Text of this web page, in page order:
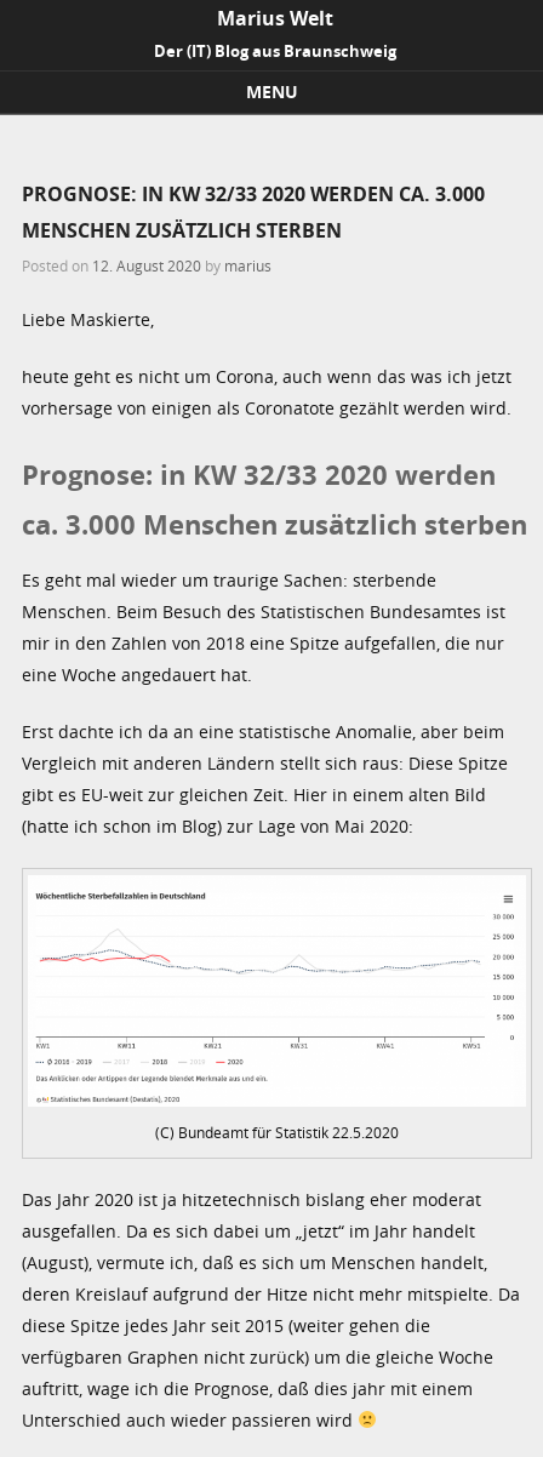
Marius Welt
Der (IT) Blog aus Braunschweig
MENU
PROGNOSE: IN KW 32/33 2020 WERDEN CA. 3.000
MENSCHEN ZUSÄTZLICH STERBEN
Posted on 12. August 2020 by marius
Liebe Maskierte,
heute geht es nicht um Corona, auch wenn das was ich jetzt
vorhersage von einigen als Coronatote gezählt werden wird.
Prognose: in KW 32/33 2020 werden
ca. 3.000 Menschen zusätzlich sterben
Es geht mal wieder um traurige Sachen: sterbende
Menschen. Beim Besuch des Statistischen Bundesamtes ist
mir in den Zahlen von 2018 eine Spitze aufgefallen, die nur
eine Woche angedauert hat.
Erst dachte ich da an eine statistische Anomalie, aber beim
Vergleich mit anderen Ländern stellt sich raus: Diese Spitze
gibt es EU-weit zur gleichen Zeit. Hier in einem alten Bild
(hatte ich schon im Blog) zur Lage von Mai 2020:
(C) Bundeamt für Statistik 22.5.2020
Das Jahr 2020 ist ja hitzetechnisch bislang eher moderat
ausgefallen. Da es sich dabei um „jetzt“ im Jahr handelt
(August), vermute ich, daß es sich um Menschen handelt,
deren Kreislauf aufgrund der Hitze nicht mehr mitspielte. Da
diese Spitze jedes Jahr seit 2015 (weiter gehen die
verfügbaren Graphen nicht zurück) um die gleiche Woche
auftritt, wage ich die Prognose, daß dies jahr mit einem
Unterschied auch wieder passieren wird